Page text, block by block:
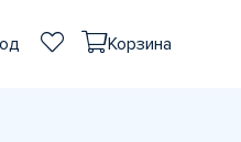
Корзина